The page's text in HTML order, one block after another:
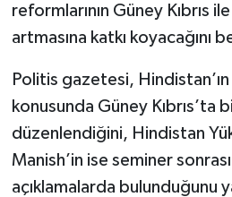
reformlarının Güney Kıbrıs ile
artmasına katkı koyacağını
Politis gazetesi,
konusunda Güney Kıbrıs’ta
düzenlendiğini, Hindistan
Manish’in ise seminer
açıklamalarda bulunduğunu